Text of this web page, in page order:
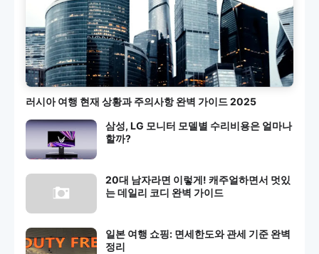
러시아 여행 현재 상황과 주의사항 완벽 가이드 2025
삼성, LG 모니터 모델별 수리비용은 얼마나
할까?
20대 남자라면 이렇게! 캐주얼하면서 멋있
는 데일리 코디 완벽 가이드
일본 여행 쇼핑: 면세한도와 관세 기준 완벽
정리